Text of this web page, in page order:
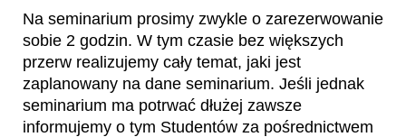
Na seminarium prosimy zwykle o zarezerwowanie
sobie 2 godzin. W tym czasie bez większych
przerw realizujemy cały temat, jaki jest
zaplanowany na dane seminarium. Jeśli jednak
seminarium ma potrwać dłużej zawsze
informujemy o tym Studentów za pośrednictwem